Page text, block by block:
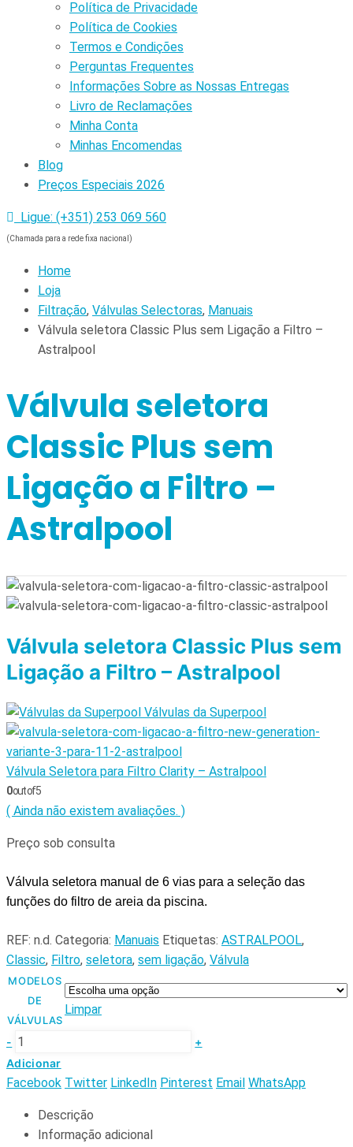
Política de Privacidade
Política de Cookies
Termos e Condições
Perguntas Frequentes
Informações Sobre as Nossas Entregas
Livro de Reclamações
Minha Conta
Minhas Encomendas
Blog
Preços Especiais 2026
Ligue: (+351) 253 069 560
(Chamada para a rede fixa nacional)
Home
Loja
Filtração, Válvulas Selectoras, Manuais
Válvula seletora Classic Plus sem Ligação a Filtro –
Astralpool
Válvula seletora
Classic Plus sem
Ligação a Filtro –
Astralpool
Válvula seletora Classic Plus sem
Ligação a Filtro – Astralpool
Válvulas da Superpool
Válvula Seletora para Filtro Clarity – Astralpool
0out of 5
( Ainda não existem avaliações. )
Preço sob consulta
Válvula seletora manual de 6 vias para a seleção das
funções do filtro de areia da piscina.
REF: n.d. Categoria: Manuais Etiquetas: ASTRALPOOL,
Classic, Filtro, seletora, sem ligação, Válvula
MODELOS
DE
VÁLVULAS
Limpar
-
+
Adicionar
Facebook Twitter LinkedIn Pinterest Email WhatsApp
Descrição
Informação adicional